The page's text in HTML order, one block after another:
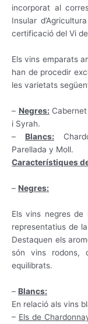
incorporat al
Insular
certificació del Vi
Els vins emparats
han de procedir
les varietats
– Negres:
i Syrah.
– Blancs:
Parellada y Moll.
Característiques
– Negres:
Els vins negres de
representatius de la
Destaquen els
són
vins rodons,
equilibrats.
– Blancs:
En relació als vins
– Els de